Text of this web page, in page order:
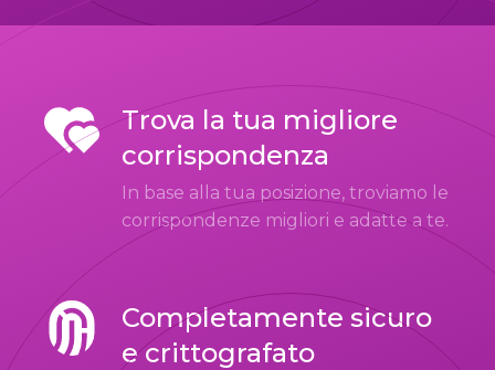
Trova la tua migliore
corrispondenza
In base alla tua posizione, troviamo le
corrispondenze migliori e adatte a te.
Completamente sicuro
e crittografato